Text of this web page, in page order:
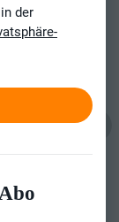
der